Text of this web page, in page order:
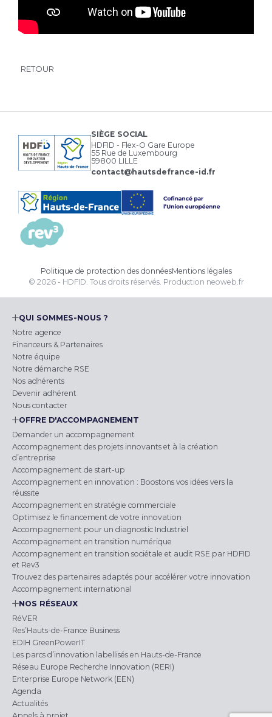
RETOUR
SIÈGE SOCIAL
HDFID - Flex-O Gare Europe
55 Rue de Luxembourg
59800 LILLE
contact@hautsdefrance-id.fr
Politique de protection des donnéesMentions légales
© 2026 - HDFID. Tous droits réservés. Production neoweb.fr
QUI SOMMES-NOUS ?
Notre agence
Financeurs & Partenaires
Notre équipe
Notre démarche RSE
Nos adhérents
Devenir adhérent
Nous contacter
OFFRE D'ACCOMPAGNEMENT
Demander un accompagnement
Accompagnement des projets innovants et à la création
d’entreprise
Accompagnement de start-up
Accompagnement en innovation : Boostons vos idées vers la
réussite
Accompagnement en stratégie commerciale
Optimisez le financement de votre innovation
Accompagnement pour un diagnostic Industriel
Accompagnement en transition numérique
Accompagnement en transition sociétale et audit RSE par HDFID
et Rev3
Trouvez des partenaires adaptés pour accélérer votre innovation
Accompagnement international
NOS RÉSEAUX
RéVER
Res’Hauts-de-France Business
EDIH GreenPowerIT
Les parcs d’innovation labellisés en Hauts-de-France
Réseau Europe Recherche Innovation (RERI)
Enterprise Europe Network (EEN)
Agenda
Actualités